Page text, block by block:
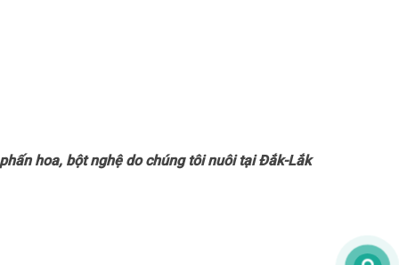
hoa, bột nghệ do chúng tôi nuôi tại Đắk-Lắk